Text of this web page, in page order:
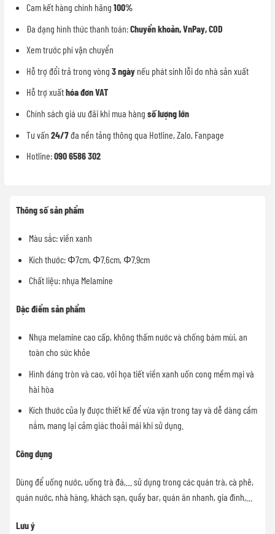
Cam kết hàng chính hãng 100%
Đa dạng hình thức thanh toán:Chuyển khoản, VnPay, COD
Xem trước phí vận chuyển
Hỗ trợ đổi trả trong vòng 3 ngày nếu phát sinh lỗi do nhà sản xuất
Hỗ trợ xuấthóa đơn VAT
Chính sách giá ưu đãi khi mua hàng số lượng lớn
Tư vấn 24/7đa nền tảng thông qua Hotline, Zalo, Fanpage
Hotline:090 6586 302
Thông số sản phẩm
Màu sắc: viền xanh
Kích thước: Φ7cm, Φ7.6cm, Φ7.9cm
Chất liệu: nhựa Melamine
Đặc điểm sản phẩm
Nhựa melamine cao cấp, không thấm nước và chống bám mùi, an
toàn cho sức khỏe
Hình dáng tròn và cao, với họa tiết viền xanh uốn cong mềm mại và
hài hòa
Kích thước của ly được thiết kế để vừa vặn trong tay và dễ dàng cầm
nắm, mang lại cảm giác thoải mái khi sử dụng.
Công dụng
Dùng để uống nước, uống trà đá,… sử dụng trong các quán trà, cà phê,
quán nước, nhà hàng, khách sạn, quầy bar, quán ăn nhanh, gia đình,…
Lưu ý